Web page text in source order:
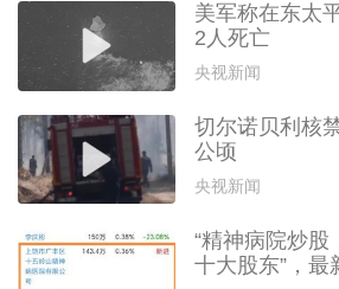
美军称在东太
2人死亡
央视新闻
切尔诺贝利核
公顷
央视新闻
“精神病院炒股
十大股东”，